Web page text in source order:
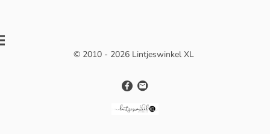
© 2010 - 2026 Lintjeswinkel XL